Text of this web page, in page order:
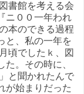
館を考える会
ニ００一年われ
本のできる過程
と、私の一年を
頃でしたｋ、図
。その時に、
と聞かれたんで
が始まりだった